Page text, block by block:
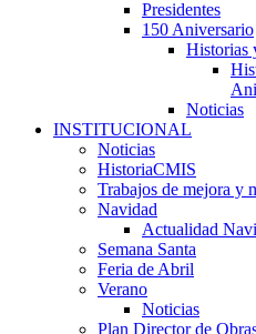
Presidentes
150 Aniversario
Historias
Noticias
INSTITUCIONAL
Noticias
HistoriaCMIS
Trabajos de mejora y
Navidad
Actualidad
Semana Santa
Feria de Abril
Verano
Noticias
Plan Director de